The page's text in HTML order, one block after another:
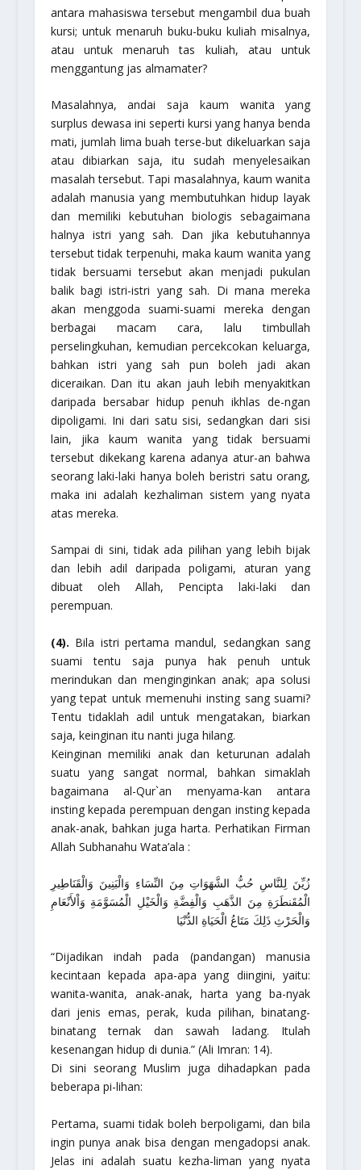
antara mahasiswa tersebut mengambil dua buah
kursi; untuk menaruh buku-buku kuliah misalnya,
atau untuk menaruh tas kuliah, atau untuk
menggantung jas almamater?
Masalahnya, andai saja kaum wanita yang
surplus dewasa ini seperti kursi yang hanya benda
mati, jumlah lima buah terse-but dikeluarkan saja
atau dibiarkan saja, itu sudah menyelesaikan
masalah tersebut. Tapi masalahnya, kaum wanita
adalah manusia yang membutuhkan hidup layak
dan memiliki kebutuhan biologis sebagaimana
halnya istri yang sah. Dan jika kebutuhannya
tersebut tidak terpenuhi, maka kaum wanita yang
tidak bersuami tersebut akan menjadi pukulan
balik bagi istri-istri yang sah. Di mana mereka
akan menggoda suami-suami mereka dengan
berbagai macam cara, lalu timbullah
perselingkuhan, kemudian percekcokan keluarga,
bahkan istri yang sah pun boleh jadi akan
diceraikan. Dan itu akan jauh lebih menyakitkan
daripada bersabar hidup penuh ikhlas de-ngan
dipoligami. Ini dari satu sisi, sedangkan dari sisi
lain, jika kaum wanita yang tidak bersuami
tersebut dikekang karena adanya atur-an bahwa
seorang laki-laki hanya boleh beristri satu orang,
maka ini adalah kezhaliman sistem yang nyata
atas mereka.
Sampai di sini, tidak ada pilihan yang lebih bijak
dan lebih adil daripada poligami, aturan yang
dibuat oleh Allah, Pencipta laki-laki dan
perempuan.
(4). Bila istri pertama mandul, sedangkan sang
suami tentu saja punya hak penuh untuk
merindukan dan menginginkan anak; apa solusi
yang tepat untuk memenuhi insting sang suami?
Tentu tidaklah adil untuk mengatakan, biarkan
saja, keinginan itu nanti juga hilang.
Keinginan memiliki anak dan keturunan adalah
suatu yang sangat normal, bahkan simaklah
bagaimana al-Qur`an menyama-kan antara
insting kepada perempuan dengan insting kepada
anak-anak, bahkan juga harta. Perhatikan Firman
Allah Subhanahu Wata’ala :
زُيِّنَ لِلنَّاسِ حُبُّ الشَّهَوَاتِ مِنَ النِّسَاءِ وَالْبَنِينَ وَالْقَنَاطِيرِ
الْمُقَنطَرَةِ مِنَ الذَّهَبِ وَالْفِضَّةِ وَالْخَيْلِ الْمُسَوَّمَةِ وَاْلأَنْعَامِ
وَالْحَرْثِ ذَلِكَ مَتَاعُ الْحَيَاةِ الدُّنْيَا
“Dijadikan indah pada (pandangan) manusia
kecintaan kepada apa-apa yang diingini, yaitu:
wanita-wanita, anak-anak, harta yang ba-nyak
dari jenis emas, perak, kuda pilihan, binatang-
binatang ternak dan sawah ladang. Itulah
kesenangan hidup di dunia.” (Ali Imran: 14).
Di sini seorang Muslim juga dihadapkan pada
beberapa pi-lihan:
Pertama, suami tidak boleh berpoligami, dan bila
ingin punya anak bisa dengan mengadopsi anak.
Jelas ini adalah suatu kezha-liman yang nyata